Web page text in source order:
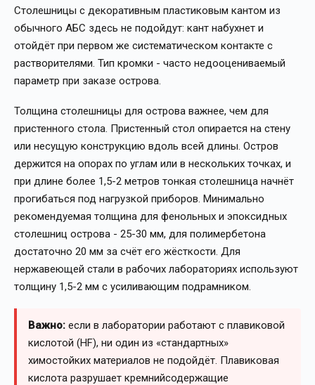
Столешницы с декоративным пластиковым кантом из
обычного АБС здесь не подойдут: кант набухнет и
отойдёт при первом же систематическом контакте с
растворителями. Тип кромки - часто недооцениваемый
параметр при заказе острова.
Толщина столешницы для острова важнее, чем для
пристенного стола. Пристенный стол опирается на стену
или несущую конструкцию вдоль всей длины. Остров
держится на опорах по углам или в нескольких точках, и
при длине более 1,5-2 метров тонкая столешница начнёт
прогибаться под нагрузкой приборов. Минимально
рекомендуемая толщина для фенольных и эпоксидных
столешниц острова - 25-30 мм, для полимербетона
достаточно 20 мм за счёт его жёсткости. Для
нержавеющей стали в рабочих лабораториях используют
толщину 1,5-2 мм с усиливающим подрамником.
Важно: если в лаборатории работают с плавиковой
кислотой (HF), ни один из «стандартных»
химостойких материалов не подойдёт. Плавиковая
кислота разрушает кремнийсодержащие